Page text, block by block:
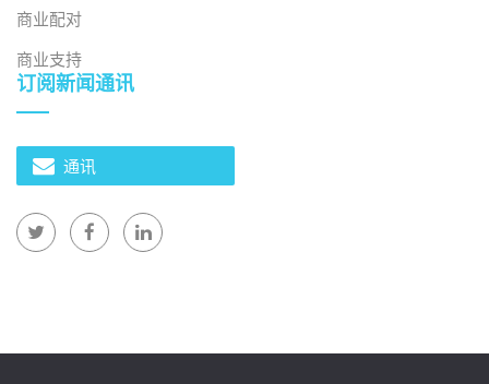
越南高质量人力资源开发：政策重点及近期越日合作
商业配对
商业支持
订阅新闻通讯
通讯